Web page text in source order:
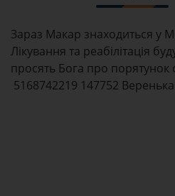
Зараз Макар знаходиться у
Лікування та реабілітація
просять Бога про порятунок
5168742219 147752